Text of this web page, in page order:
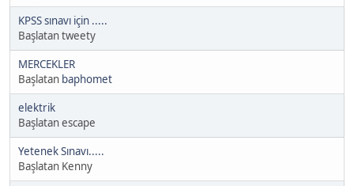
KPSS sınavı için .....
Başlatan tweety
MERCEKLER
Başlatan baphomet
elektrik
Başlatan escape
Yetenek Sınavı.....
Başlatan Kenny